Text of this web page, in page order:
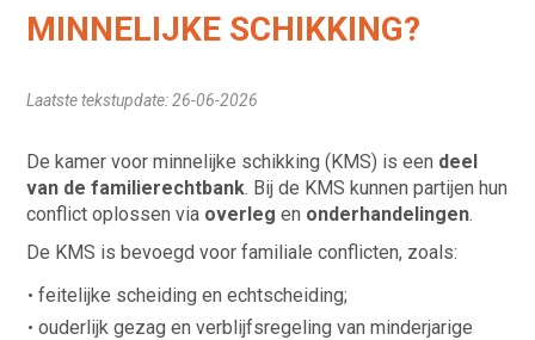
MINNELIJKE SCHIKKING?
Laatste tekstupdate: 26-06-2026
De kamer voor minnelijke schikking (KMS) is een deel
van de familierechtbank. Bij de KMS kunnen partijen hun
conflict oplossen via overlegen onderhandelingen.
De KMS is bevoegd voor familiale conflicten, zoals:
feitelijke scheiding en echtscheiding;
ouderlijk gezag en verblijfsregeling van minderjarige